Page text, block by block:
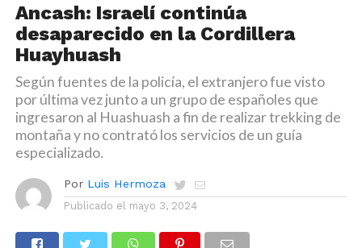
Ancash: Israelí continúa
desaparecido en la Cordillera
Huayhuash
Según fuentes de la policía, el extranjero fue visto
por última vez junto a un grupo de españoles que
ingresaron al Huashuash a fin de realizar trekking de
montaña y no contrató los servicios de un guía
especializado.
Por Luis Hermoza
Publicado el mayo 3, 2024